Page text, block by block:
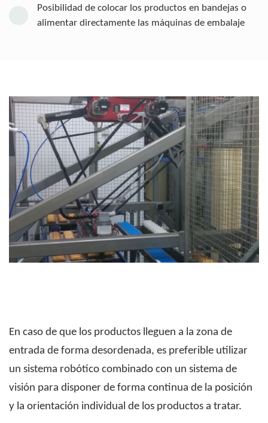
Posibilidad de colocar los productos en bandejas o
alimentar directamente las máquinas de embalaje
En caso de que los productos lleguen a la zona de
entrada de forma desordenada, es preferible utilizar
un sistema robótico combinado con un sistema de
visión para disponer de forma continua de la posición
y la orientación individual de los productos a tratar.